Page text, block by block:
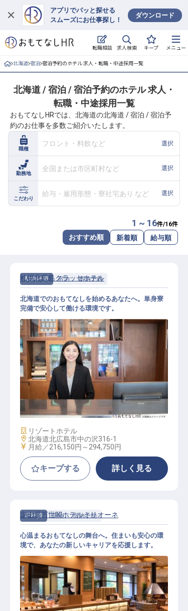
アプリでパッと探せる
スムーズにお仕事探し！
ダウンロード
転職相談 求人検索 キープ メニュー
ログイン
求人・施設を探す
就職・転職 合同説明会
おもてなしHRについて
ご利用の流れ
よくある質問
ホテル・宿泊業界情報コラム
転職サポートに申し込む
北海道 宿泊 宿泊予約のホテル 求人・転職・中途採用一覧
北海道 / 宿泊 / 宿泊予約のホテル 求人・
転職・中途採用一覧
おもてなしHRでは、北海道の北海道 / 宿泊 / 宿泊予
約のお仕事を多数ご紹介いたします。
職種
フロント・料飲など 選択
勤務地
全国または市区町村など 選択
こだわり
給与・雇用形態・寮社宅あり など 選択
1 ~ 16件/16件
おすすめ順 新着順 給与順
契約社員 宿泊 宿泊予約
宿泊予約
札幌北広島クラッセホテル
北海道でのおもてなしを始めるあなたへ。単身寮
完備で安心して働ける環境です。
施設業態
リゾートホテル
勤務地
北海道北広島市中の沢316-1
給与
月給／216,150円～ 294,750円
キープする 詳しく見る
正社員 宿泊 宿泊予約
定山渓万世閣ホテルミリオーネ
心温まるおもてなしの舞台へ。住まいも安心の環
境で、あなたの新しいキャリアを応援します。